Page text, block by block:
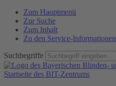
Zum Hauptmenü
Zur Suche
Zum Inhalt
Zu den Service-Informationen
Suchbegriffe